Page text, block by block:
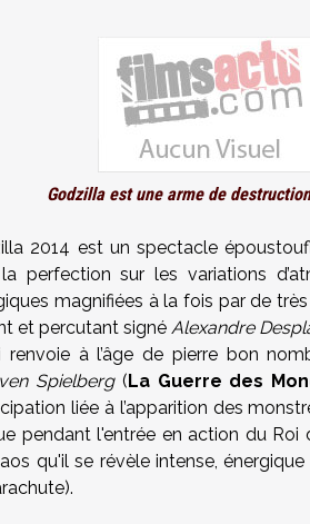
Godzilla est une arme de
2014 est un spectacle
perfection sur les variations
magnifiées à la fois par de
et percutant signé Alexandre
à l’âge de pierre bon
Spielberg(La Guerre des
liée à l’apparition des
pendant l'entrée en action du
qu'il se révèle intense,